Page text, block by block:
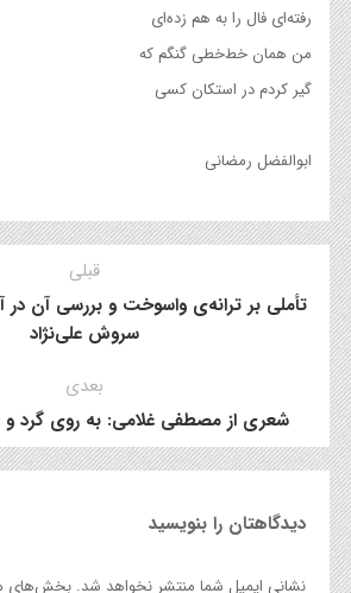
رفته‌ای فال را به هم زده‌ای
من همان خط‌خطی گنگم که
گیر کردم در استکان کسی
ابوالفضل رمضانی
قبلی
تأملی بر ترانه‌ی واسوخت و بررسی آن
سروش علی‌نژاد
بعدی
شعری از مصطفی غلامی: به روی گرد و
دیدگاهتان را بنویسید
نشانی ایمیل شما منتشر نخواهد شد. بخش‌های